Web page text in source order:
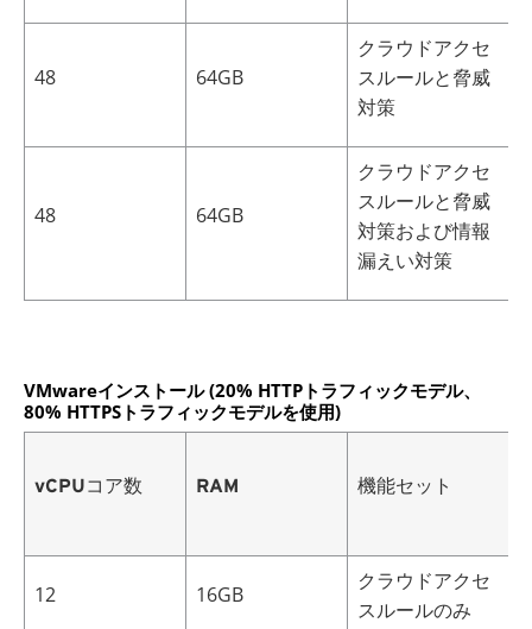
48 64GB
クラウドアクセ
スルールと脅威
対策
48 64GB
クラウドアクセ
スルールと脅威
対策および情報
漏えい対策
VMwareインストール (20% HTTPトラフィックモデル、
80% HTTPSトラフィックモデルを使用)
vCPUコア数 RAM 機能セット
12 16GB
クラウドアクセ
スルールのみ